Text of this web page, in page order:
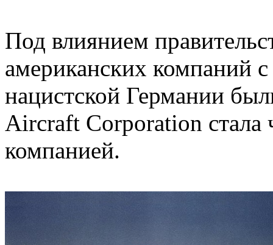
Под влиянием
американских компаний
нацистской Германии
Aircraft Corporation стала
компанией.